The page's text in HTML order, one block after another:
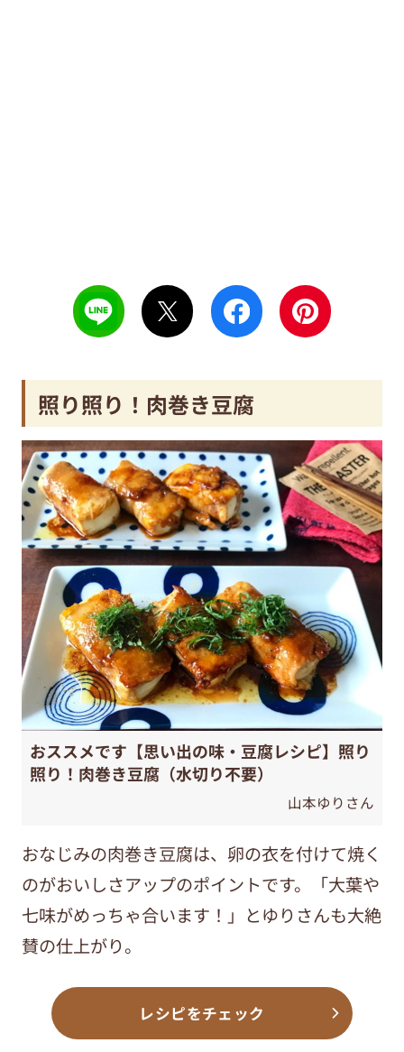
照り照り！肉巻き豆腐
おススメです【思い出の味・豆腐レシピ】照り
照り！肉巻き豆腐（水切り不要）
山本ゆりさん
おなじみの肉巻き豆腐は、卵の衣を付けて焼く
のがおいしさアップのポイントです。「大葉や
七味がめっちゃ合います！」とゆりさんも大絶
賛の仕上がり。
レシピをチェック